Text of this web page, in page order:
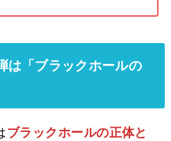
は「ブラックホールの
ブラックホールの正体と